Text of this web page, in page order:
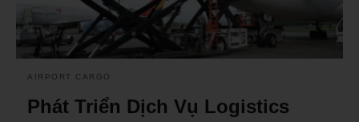
AIRPORT CARGO
Phát Triển Dịch Vụ Logistics